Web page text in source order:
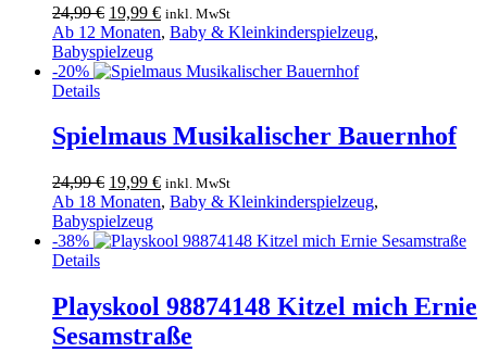
24,99€ Ursprünglicher
Preis
war:
24,99 €
19,99 €Aktueller
Preis
19,99 €.
inkl. MwSt
Ab 12 Monaten, Baby & Kleinkinderspielzeug,
Babyspielzeug
-20%
Details
Spielmaus Musikalischer Bauernhof
24,99€ Ursprünglicher
Preis
war:
24,99 €
19,99 €Aktueller
Preis
19,99 €.
inkl. MwSt
Ab 18 Monaten, Baby & Kleinkinderspielzeug,
Babyspielzeug
-38%
Details
Playskool 98874148 Kitzel mich Ernie
Sesamstraße